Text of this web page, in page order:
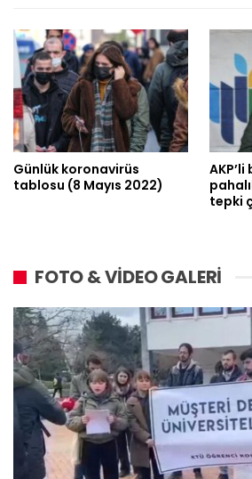
Günlük koronavirüs
tablosu (8 Mayıs 2022)
tepki
FOTO & VİDEO GALERİ